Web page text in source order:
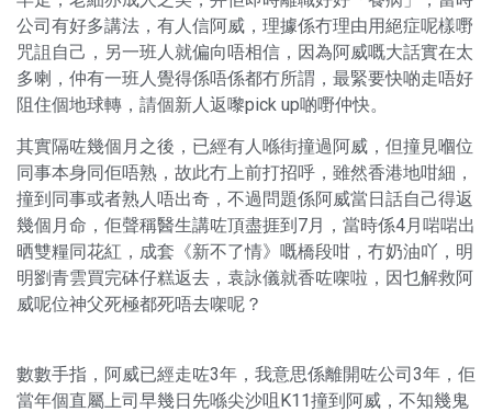
公司有好多講法，有人信阿威，理據係冇理由用絕症呢樣嘢
咒詛自己，另一班人就偏向唔相信，因為阿威嘅大話實在太
多喇，仲有一班人覺得係唔係都冇所謂，最緊要快啲走唔好
阻住個地球轉，請個新人返嚟pick up啲嘢仲快。
其實隔咗幾個月之後，已經有人喺街撞過阿威，但撞見嗰位
同事本身同佢唔熟，故此冇上前打招呼，雖然香港地咁細，
撞到同事或者熟人唔出奇，不過問題係阿威當日話自己得返
幾個月命，佢聲稱醫生講咗頂盡捱到7月，當時係4月啱啱出
晒雙糧同花紅，成套《新不了情》嘅橋段咁，冇奶油吖，明
明劉青雲買完砵仔糕返去，袁詠儀就香咗㗎啦，因乜解救阿
威呢位神父死極都死唔去㗎呢？
數數手指，阿威已經走咗3年，我意思係離開咗公司3年，佢
當年個直屬上司早幾日先喺尖沙咀K11撞到阿威，不知幾鬼